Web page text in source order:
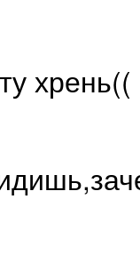
хрень((